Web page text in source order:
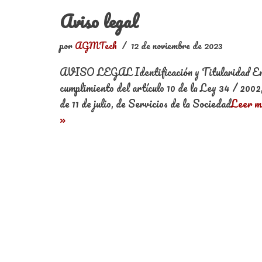
Aviso legal
porAGMTech 12 de noviembre de 2023
AVISO LEGAL Identificación y Titularidad
cumplimiento del artículo 10 de la Ley 34 / 2002,
de 11 de julio, de Servicios de la SociedadLeer
»